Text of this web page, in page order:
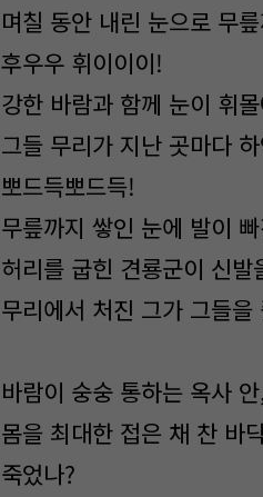
며칠 동안 내린 눈으로 무
후우우 휘이이이!
강한 바람과 함께 눈이 휘
그들 무리가 지난 곳마다
뽀드득뽀드득!
무릎까지 쌓인 눈에 발이
허리를 굽힌 견룡군이 신
무리에서 처진 그가 그들
바람이 숭숭 통하는 옥사
몸을 최대한 접은 채 찬 바
죽었나?